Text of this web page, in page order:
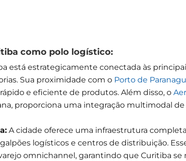
como polo logístico:
está estrategicamente conectada às
Sua proximidade com o Porto de
e eficiente de produtos. Além disso, o
proporciona uma integração multimodal
A cidade oferece uma infraestrutura
logísticos e centros de distribuição.
omnichannel, garantindo que Curitiba